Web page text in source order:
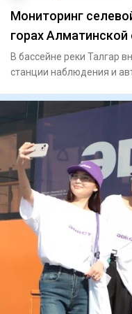
Мониторинг
горах Алматинской
В бассейне реки Талгар
станции наблюдения и